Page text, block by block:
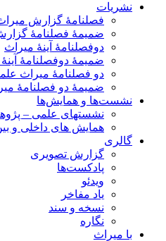
نشریات
فصلنامۀ گزارش
ضمیمۀ فصلنامۀ
دوفصلنامۀ آینۀ میراث
ضمیمۀ دوفصلنامۀ
دو فصلنامۀ میراث
ضمیمۀ دو فصلنامۀ
نشست‌ها و همایش‌ها
نشستهای علمی –
همایش های داخلی و
گالری
گزارش تصویری
پادکست‌ها
ویدئو
یاد مفاخر
نسخه و سند
نگاره
با میراث